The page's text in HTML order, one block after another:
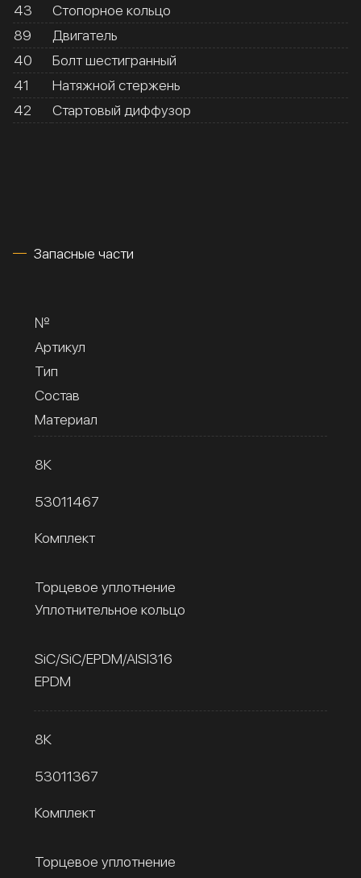
43
Стопорное кольцо
89
Двигатель
40
Болт шестигранный
41
Натяжной стержень
42
Стартовый диффузор
Запасные части
№
Артикул
Тип
Состав
Материал
8К
53011467
Комплект
Торцевое уплотнение
Уплотнительное кольцо
SiC/SiC/EPDM/AISI316
EPDM
8К
53011367
Комплект
Торцевое уплотнение